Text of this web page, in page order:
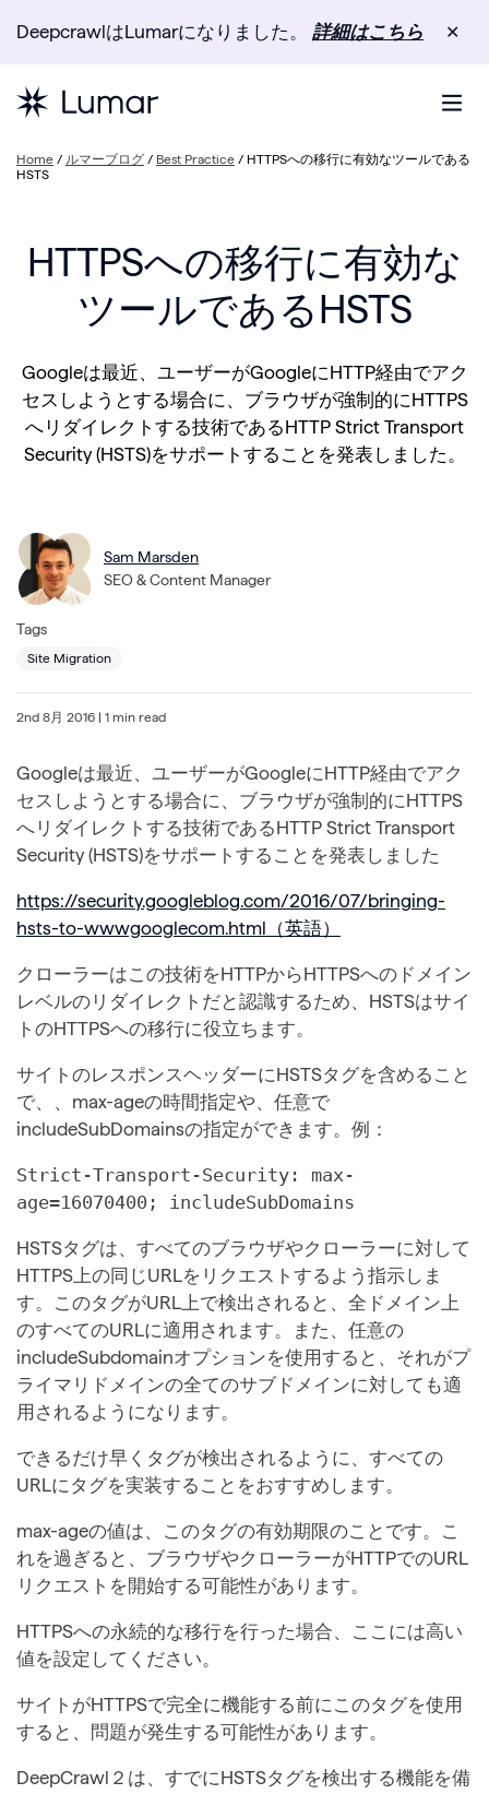
DeepcrawlはLumarになりました。 詳細はこちら ✕
Home / ルマーブログ / Best Practice / HTTPSへの移行に有効なツールである
HSTS
HTTPSへの移行に有効な
ツールであるHSTS
Googleは最近、ユーザーがGoogleにHTTP経由でアク
セスしようとする場合に、ブラウザが強制的にHTTPS
へリダイレクトする技術であるHTTP Strict Transport
Security (HSTS)をサポートすることを発表しました。
Sam Marsden
SEO & Content Manager
Tags
Site Migration
2nd 8月 2016 | 1 min read
Googleは最近、ユーザーがGoogleにHTTP経由でアク
セスしようとする場合に、ブラウザが強制的にHTTPS
へリダイレクトする技術であるHTTP Strict Transport
Security (HSTS)をサポートすることを発表しました
https://security.googleblog.com/2016/07/bringing-
hsts-to-wwwgooglecom.html（英語）
クローラーはこの技術をHTTPからHTTPSへのドメイン
レベルのリダイレクトだと認識するため、HSTSはサイ
トのHTTPSへの移行に役立ちます。
サイトのレスポンスヘッダーにHSTSタグを含めること
で、、max-ageの時間指定や、任意で
includeSubDomainsの指定ができます。例：
Strict-Transport-Security: max-
age=16070400; includeSubDomains
HSTSタグは、すべてのブラウザやクローラーに対して
HTTPS上の同じURLをリクエストするよう指示しま
す。このタグがURL上で検出されると、全ドメイン上
のすべてのURLに適用されます。また、任意の
includeSubdomainオプションを使用すると、それがプ
ライマリドメインの全てのサブドメインに対しても適
用されるようになります。
できるだけ早くタグが検出されるように、すべての
URLにタグを実装することをおすすめします。
max-ageの値は、このタグの有効期限のことです。こ
れを過ぎると、ブラウザやクローラーがHTTPでのURL
リクエストを開始する可能性があります。
HTTPSへの永続的な移行を行った場合、ここには高い
値を設定してください。
サイトがHTTPSで完全に機能する前にこのタグを使用
すると、問題が発生する可能性があります。
DeepCrawl２は、すでにHSTSタグを検出する機能を備